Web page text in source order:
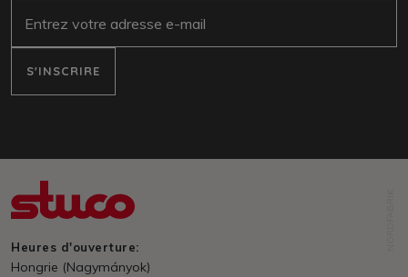
S'INSCRIRE
Heures d'ouverture:
Hongrie (Nagymányok)